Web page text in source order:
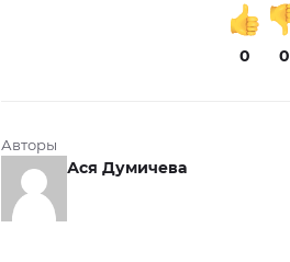
0 0
Авторы
Ася Думичева